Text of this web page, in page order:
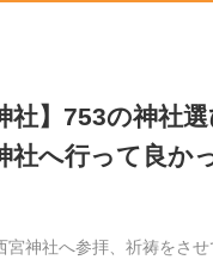
社】753の神社
社へ行って良か
宮神社へ参拝、祈祷をさせ